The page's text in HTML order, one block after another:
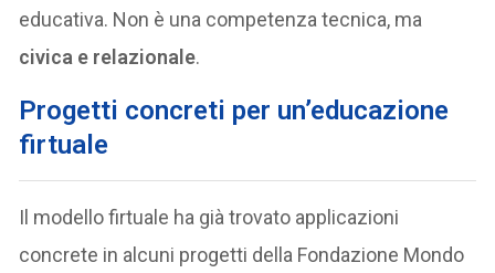
educativa. Non è una competenza tecnica, ma
civica e relazionale.
Progetti concreti per un’educazione
firtuale
Il modello firtuale ha già trovato applicazioni
concrete in alcuni progetti della Fondazione Mondo